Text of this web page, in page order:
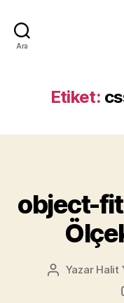
Ara
Etiket:
object-
Yazının
Yazar Halit